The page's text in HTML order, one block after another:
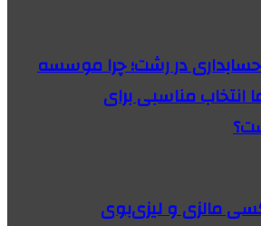
در رشت؛ چرا موسسه
انتخاب مناسبی برای
مالزی و لیزی‌بوی